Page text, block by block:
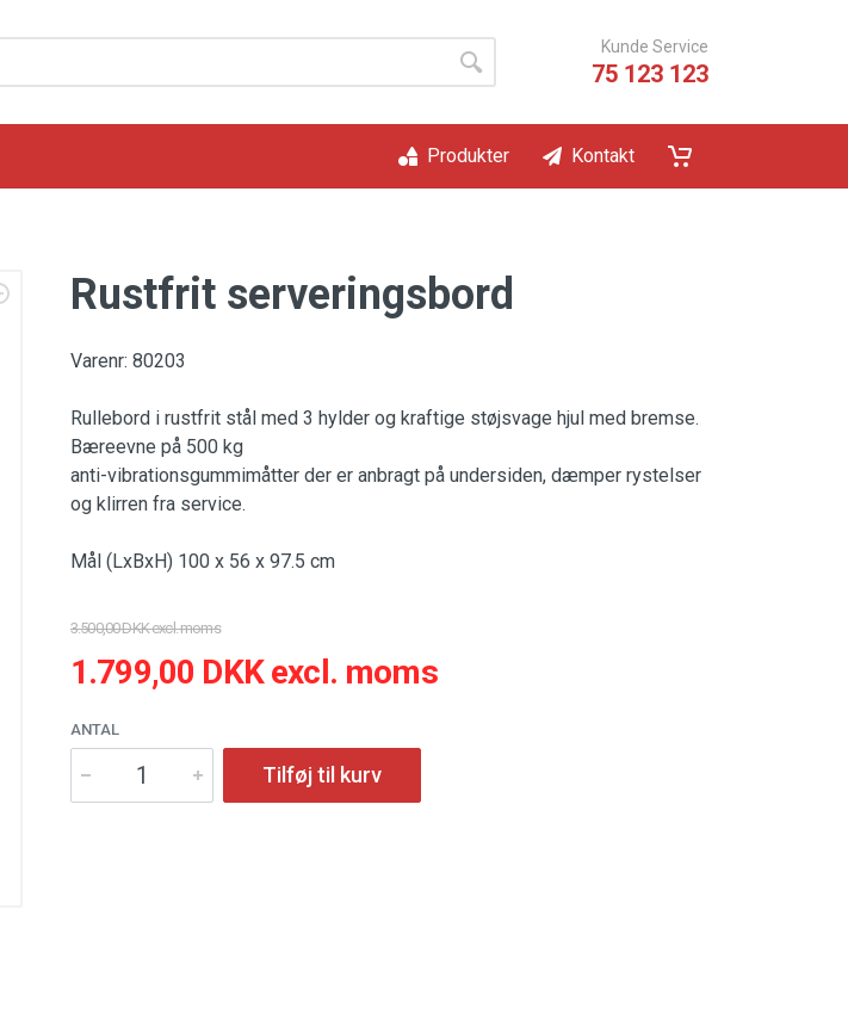
Kunde Service
75 123 123
Produkter Kontakt
Rustfrit serveringsbord
Varenr: 80203
Rullebord i rustfrit stål med 3 hylder og kraftige støjsvage hjul med bremse.
Bæreevne på 500 kg
anti-vibrationsgummimåtter der er anbragt på undersiden, dæmper rystelser
og klirren fra service.
Mål (LxBxH) 100 x 56 x 97.5 cm
3.500,00 DKK excl. moms
1.799,00 DKK excl. moms
ANTAL
Tilføj til kurv